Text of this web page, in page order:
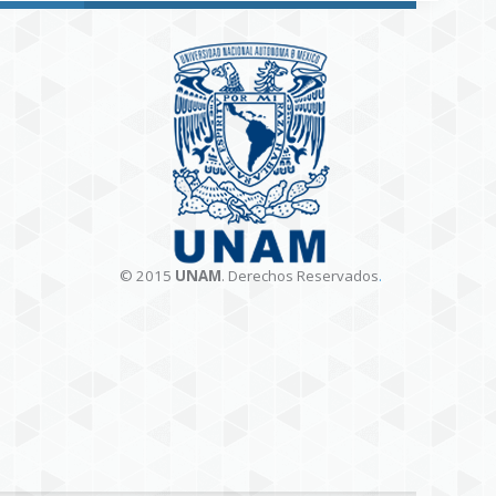
© 2015 UNAM. Derechos Reservados.